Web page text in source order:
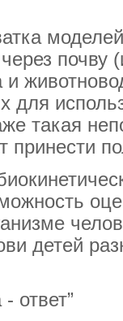
почву
и
для
такая
детей
ответ”